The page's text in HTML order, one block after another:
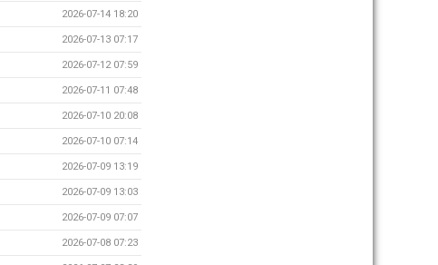
2026-07-14 18:20
2026-07-13 07:17
2026-07-12 07:59
2026-07-11 07:48
2026-07-10 20:08
2026-07-10 07:14
2026-07-09 13:19
2026-07-09 13:03
2026-07-09 07:07
2026-07-08 07:23